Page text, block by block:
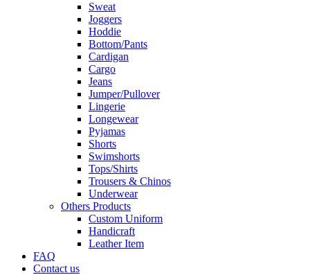
Sweat
Joggers
Hoddie
Bottom/Pants
Cardigan
Cargo
Jeans
Jumper/Pullover
Lingerie
Longewear
Pyjamas
Shorts
Swimshorts
Tops/Shirts
Trousers & Chinos
Underwear
Others Products
Custom Uniform
Handicraft
Leather Item
FAQ
Contact us